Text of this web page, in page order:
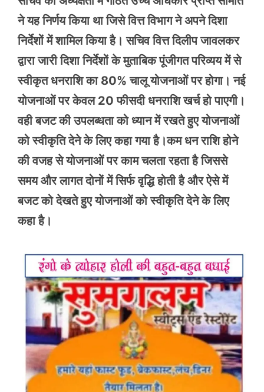
ने यह निर्णय किया था जिसे वित्त विभाग ने अपने दिशा
निर्देशों में शामिल किया है। सचिव वित्त दिलीप जावलकर
द्वारा जारी दिशा निर्देशों के मुताबिक पूंजीगत परिव्यय में से
स्वीकृत धनराशि का 80% चालू योजनाओं पर होगा। नई
योजनाओं पर केवल 20 फीसदी धनराशि खर्च हो पाएगी।
वही बजट की उपलब्धता को ध्यान में रखते हुए योजनाओं
को स्वीकृति देने के लिए कहा गया है।कम धन राशि होने
की वजह से योजनाओं पर काम चलता रहता है जिससे
समय और लागत दोनों में सिर्फ वृद्धि होती है और ऐसे में
बजट को देखते हुए योजनाओं को स्वीकृति देने के लिए
कहा है।